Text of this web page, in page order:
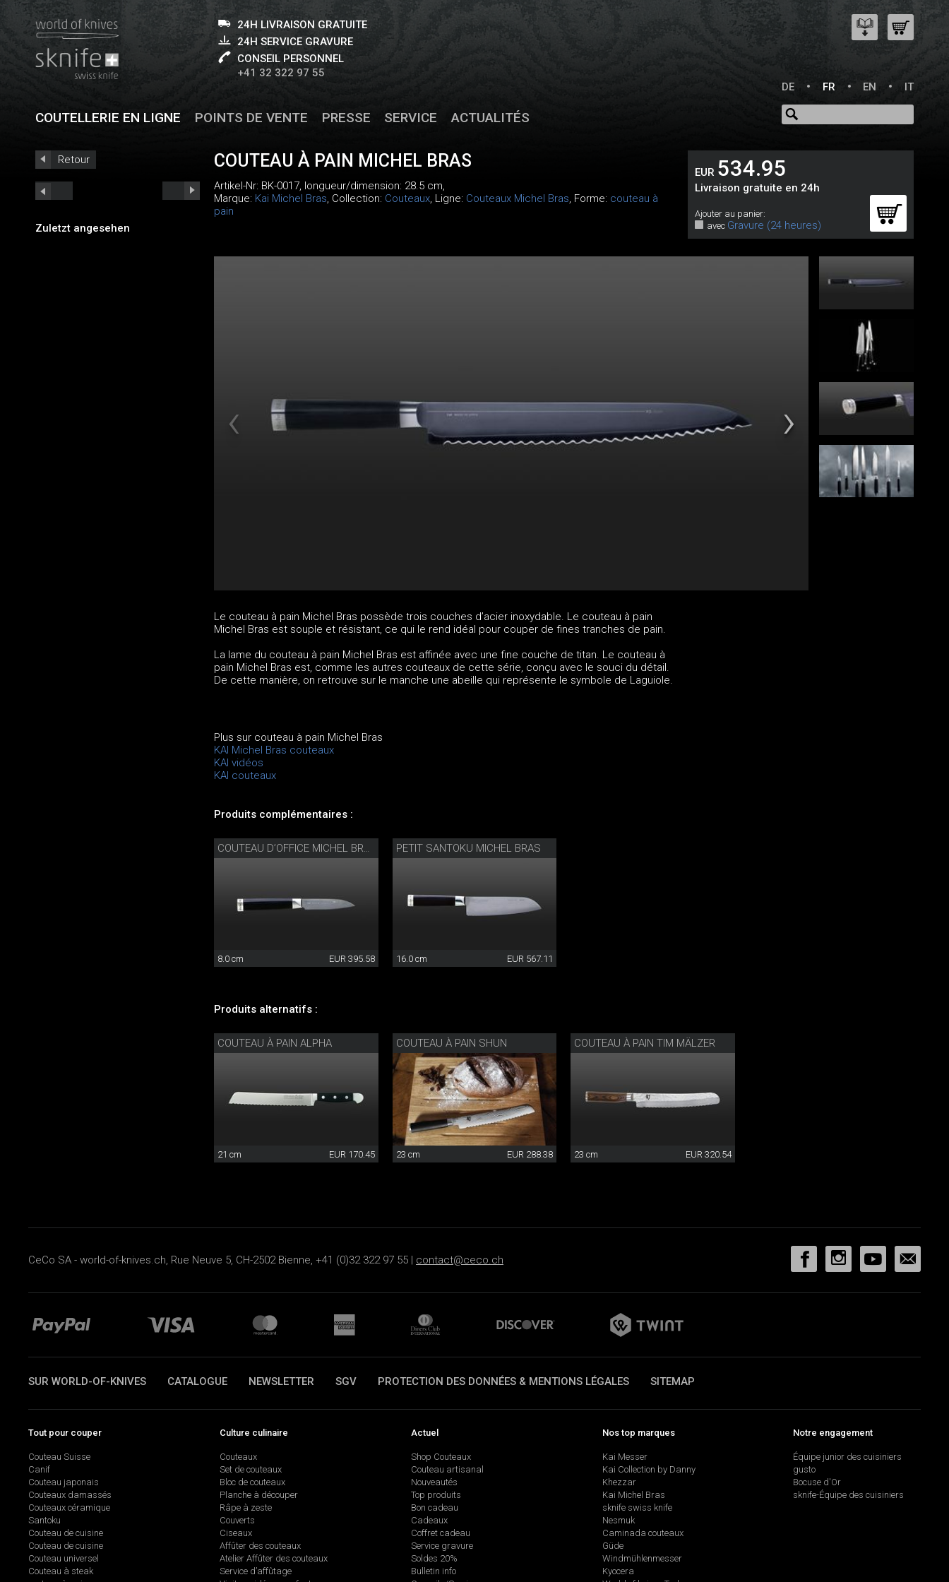
24H LIVRAISON GRATUITE
24H SERVICE GRAVURE
CONSEIL PERSONNEL
+41 32 322 97 55
DE
FR EN IT
COUTELLERIE EN LIGNE POINTS DE VENTE PRESSE SERVICE ACTUALITÉS
Retour
Zuletzt angesehen
COUTEAU À PAIN MICHEL BRAS
Artikel-Nr: BK-0017, longueur/dimension: 28.5 cm,
Marque: Kai Michel Bras, Collection: Couteaux, Ligne: Couteaux Michel Bras, Forme: couteau à
pain
EUR 534.95
Livraison gratuite en 24h
Ajouter au panier:
avec Gravure (24 heures)
Le couteau à pain Michel Bras possède trois couches d’acier inoxydable. Le couteau à pain
Michel Bras est souple et résistant, ce qui le rend idéal pour couper de fines tranches de pain.
La lame du couteau à pain Michel Bras est affinée avec une fine couche de titan. Le couteau à
pain Michel Bras est, comme les autres couteaux de cette série, conçu avec le souci du détail.
De cette manière, on retrouve sur le manche une abeille qui représente le symbole de Laguiole.
Plus sur couteau à pain Michel Bras
KAI Michel Bras couteaux
KAI vidéos
KAI couteaux
Produits complémentaires :
8.0 cm EUR 395.58
PETIT SANTOKU MICHEL BRAS
16.0 cm EUR 567.11
Produits alternatifs :
COUTEAU À PAIN ALPHA
21 cm EUR 170.45
COUTEAU À PAIN SHUN
23 cm EUR 288.38
COUTEAU À PAIN TIM MÄLZER
23 cm EUR 320.54
CeCo SA - world-of-knives.ch, Rue Neuve 5, CH-2502 Bienne, +41 (0)32 322 97 55 | contact@ceco.ch
SUR WORLD-OF-KNIVES CATALOGUE NEWSLETTER SGV PROTECTION DES DONNÉES & MENTIONS LÉGALES SITEMAP
Tout pour couper
Couteau Suisse
Canif
Couteau japonais
Couteaux damassés
Couteaux céramique
Santoku
Couteau de cuisine
Couteau de cuisine
Couteau universel
Couteau à steak
Culture culinaire
Couteaux
Set de couteaux
Bloc de couteaux
Planche à découper
Râpe à zeste
Couverts
Ciseaux
Affûter des couteaux
Atelier Affûter des couteaux
Service d’affûtage
Actuel
Shop Couteaux
Couteau artisanal
Nouveautés
Top produits
Bon cadeau
Cadeaux
Coffret cadeau
Service gravure
Soldes 20%
Bulletin info
Nos top marques
Kai Messer
Kai Collection by Danny
Khezzar
Kai Michel Bras
sknife swiss knife
Nesmuk
Caminada couteaux
Güde
Windmühlenmesser
Kyocera
Notre engagement
Équipe junior des cuisiniers
gusto
Bocuse d'Or
sknife-Équipe des cuisiniers